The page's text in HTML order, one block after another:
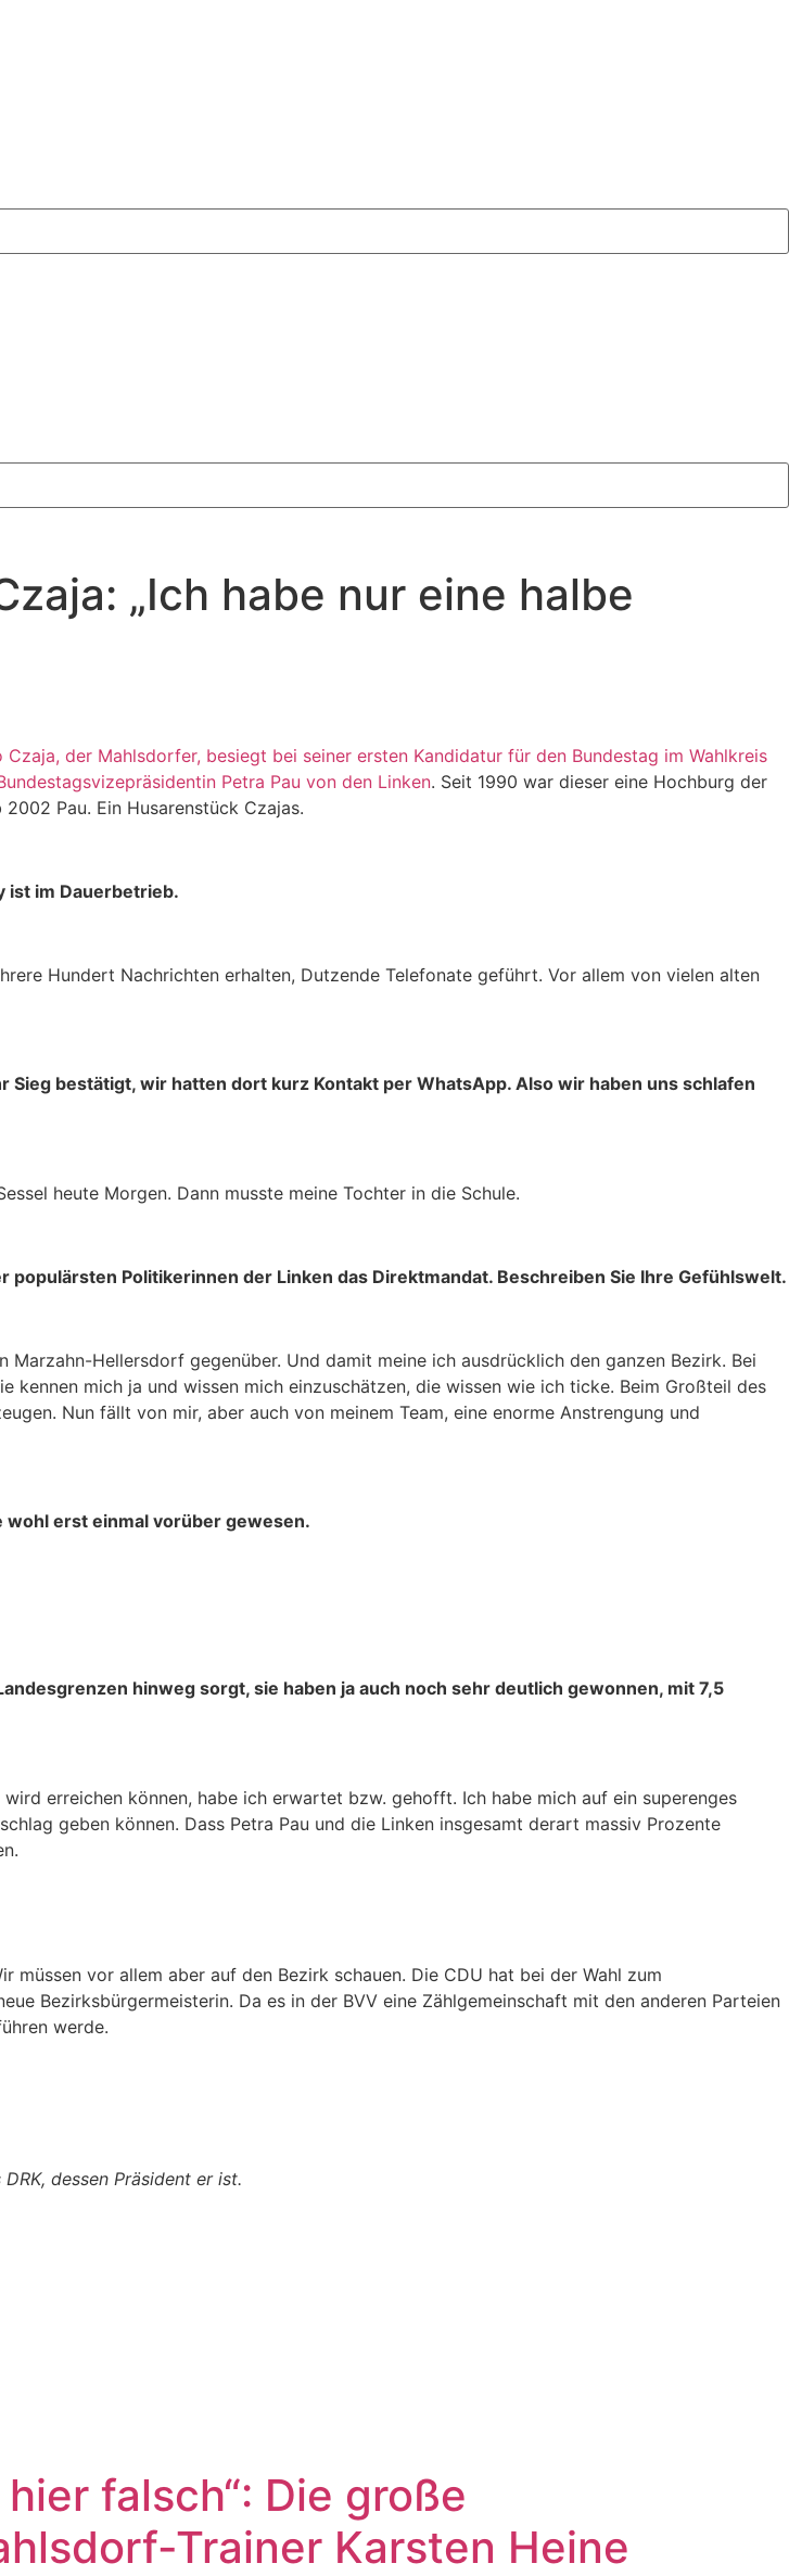
„Ich habe nur eine halbe
Czaja, der Mahlsdorfer, besiegt bei seiner ersten Kandidatur für den Bundestag im Wahlkreis
Petra Pau von den Linken. Seit 1990 war dieser eine Hochburg der
Pau. Ein Husarenstück Czajas.
ist im Dauerbetrieb.
Hundert Nachrichten erhalten, Dutzende Telefonate geführt. Vor allem von vielen alten
bestätigt, wir hatten dort kurz Kontakt per WhatsApp. Also wir haben uns schlafen
heute Morgen. Dann musste meine Tochter in die Schule.
Politikerinnen der Linken das Direktmandat. Beschreiben Sie Ihre Gefühlswelt.
Hellersdorf gegenüber. Und damit meine ich ausdrücklich den ganzen Bezirk. Bei
mich ja und wissen mich einzuschätzen, die wissen wie ich ticke. Beim Großteil des
Nun fällt von mir, aber auch von meinem Team, eine enorme Anstrengung und
wohl erst einmal vorüber gewesen.
hinweg sorgt, sie haben ja auch noch sehr deutlich gewonnen, mit 7,5
erreichen können, habe ich erwartet bzw. gehofft. Ich habe mich auf ein superenges
geben können. Dass Petra Pau und die Linken insgesamt derart massiv Prozente
vor allem aber auf den Bezirk schauen. Die CDU hat bei der Wahl zum
Bezirksbürgermeisterin. Da es in der BVV eine Zählgemeinschaft mit den anderen Parteien
werde.
dessen Präsident er ist.
falsch“: Die große
Trainer Karsten Heine